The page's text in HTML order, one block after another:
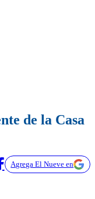
de la Casa
Agrega El Nueve en